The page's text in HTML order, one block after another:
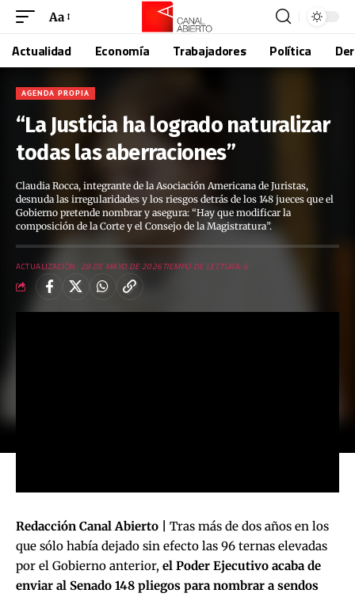
Aa
Actualidad Economía Trabajadores Política
AGENDA PROPIA
“La Justicia ha logrado naturalizar
todas las aberraciones”
Claudia Rocca, integrante de la Asociación Americana de Juristas,
desnuda las irregularidades y los riesgos detrás de los 148 jueces que el
Gobierno pretende nombrar y asegura: “Hay que modificar la
composición de la Corte y el Consejo de la Magistratura”.
ACTUALIZACIÓN: 28 DE MAYO DE 2026TIEMPO DE LECTURA: 6
Redacción Canal Abierto | Tras más de dos años en los
que sólo había dejado sin efecto las 96 ternas elevadas
por el Gobierno anterior, el Poder Ejecutivo acaba de
enviar al Senado 148 pliegos para nombrar a sendos